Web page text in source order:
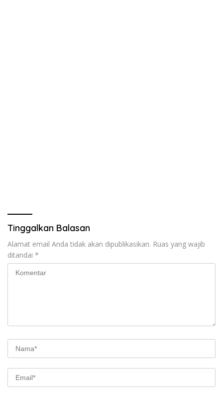
Tinggalkan Balasan
Alamat email Anda tidak akan dipublikasikan. Ruas yang wajib
ditandai *